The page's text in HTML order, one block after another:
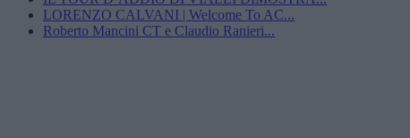
LORENZO CALVANI | Welcome To AC...
Roberto Mancini CT e Claudio Ranieri...